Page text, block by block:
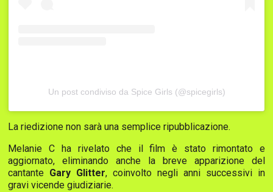
Un post condiviso da Spice Girls (@spicegirls)
La riedizione non sarà una semplice ripubblicazione.
Melanie C ha rivelato che il film è stato rimontato e
aggiornato, eliminando anche la breve apparizione del
cantante Gary Glitter, coinvolto negli anni successivi in
gravi vicende giudiziarie.